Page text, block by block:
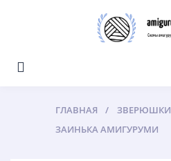
ГЛАВНАЯ ЗВЕРЮШКИ
ЗАИНЬКА АМИГУРУМИ